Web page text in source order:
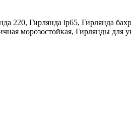
220, Гирлянда ip65, Гирлянда
морозостойкая, Гирлянды